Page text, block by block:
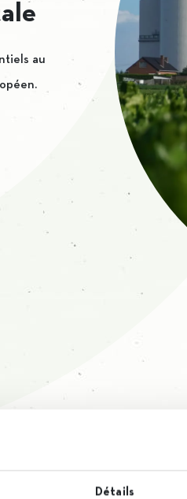
Détails
au